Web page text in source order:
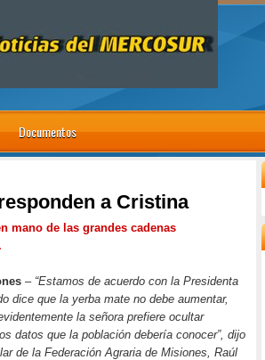
Documentos
a Cristina
mano de las grandes cadenas
– “Estamos de acuerdo con la Presidenta
dice que la yerba mate no debe aumentar,
la señora prefiere ocultar
datos que la población debería conocer”, dijo
de la Federación Agraria de Misiones, Raúl